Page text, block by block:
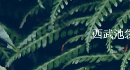
西武池